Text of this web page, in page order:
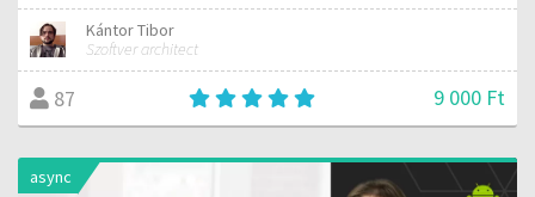
Kántor Tibor
Szoftver architect
87 9 000 Ft
async